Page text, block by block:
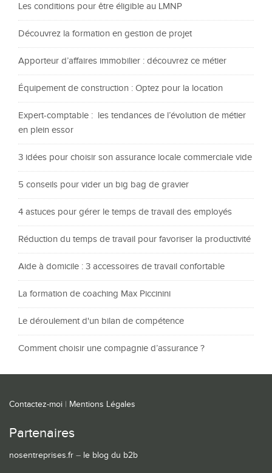
Les conditions pour être éligible au LMNP
Découvrez la formation en gestion de projet
Apporteur d’affaires immobilier : découvrez ce métier
Équipement de construction : Optez pour la location
Expert-comptable : les tendances de l’évolution de métier
en plein essor
3 idées pour choisir son assurance locale commerciale vide
5 conseils pour vider un big bag de gravier
4 astuces pour gérer le temps de travail des employés
Réduction du temps de travail pour favoriser la productivité
Aide à domicile : 3 accessoires de travail confortable
La formation de coaching Max Piccinini
Le déroulement d'un bilan de compétence
Comment choisir une compagnie d’assurance ?
Contactez-moi | Mentions Légales
Partenaires
nosentreprises.fr – le blog du b2b